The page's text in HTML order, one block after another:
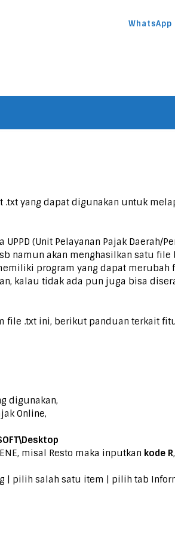
WhatsApp
yang dapat digunakan untuk
(Unit Pelayanan Pajak Daerah/
namun akan menghasilkan satu
program yang dapat merubah
kalau tidak ada pun juga bisa
.txt ini, berikut panduan terkait
digunakan,
Online,
misal Resto maka inputkan kode R
| pilih salah satu item | pilih tab